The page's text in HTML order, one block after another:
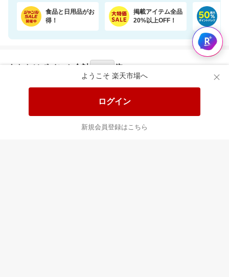
ようこそ 楽天市場へ
ログイン
新規会員登録はこちら
食品と日用品がお
得！
掲載アイテム全品
20%以上OFF！
あなたはポイント 合計 倍